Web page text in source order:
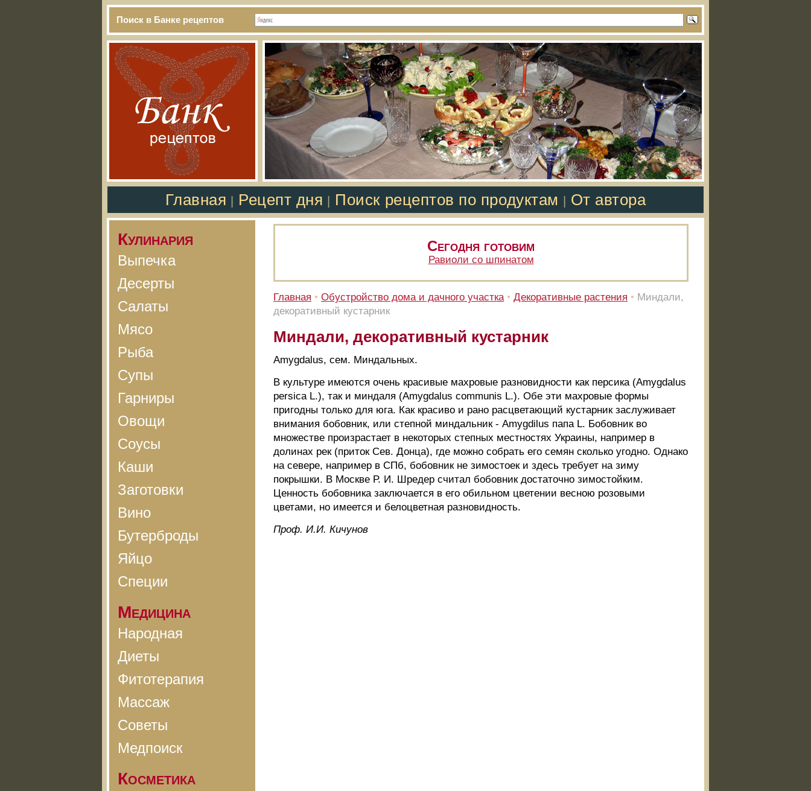
Поиск в Банке рецептов
Главная Рецепт дня Поиск рецептов по продуктам От автора
Кулинария
Выпечка
Десерты
Салаты
Мясо
Рыба
Супы
Гарниры
Овощи
Соусы
Каши
Заготовки
Вино
Бутерброды
Яйцо
Специи
Медицина
Народная
Диеты
Фитотерапия
Массаж
Советы
Медпоиск
Косметика
Сегодня готовим
Равиоли со шпинатом
Главная • Обустройство дома и дачного участка • Декоративные растения • Миндали,
декоративный кустарник
Миндали, декоративный кустарник
Amygdalus, сем. Миндальных.
В культуре имеются очень красивые махровые разновидности как персика (Amygdalus
persica L.), так и миндаля (Amygdalus communis L.). Обе эти махровые формы
пригодны только для юга. Как красиво и рано расцветающий кустарник заслуживает
внимания бобовник, или степной миндальник - Amygdilus папа L. Бобовник во
множестве произрастает в некоторых степных местностях Украины, например в
долинах рек (приток Сев. Донца), где можно собрать его семян сколько угодно. Однако
на севере, например в СПб, бобовник не зимостоек и здесь требует на зиму
покрышки. В Москве Р. И. Шредер считал бобовник достаточно зимостойким.
Ценность бобовника заключается в его обильном цветении весною розовыми
цветами, но имеется и белоцветная разновидность.
Проф. И.И. Кичунов